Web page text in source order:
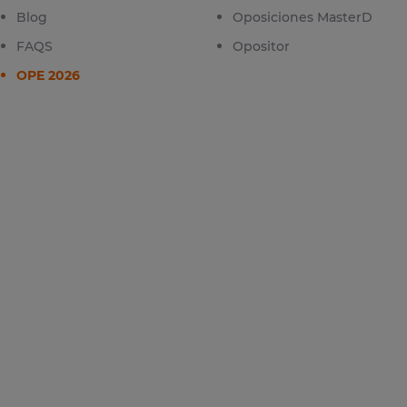
Blog
FAQS
OPE 2026
Oposiciones MasterD
Opositor